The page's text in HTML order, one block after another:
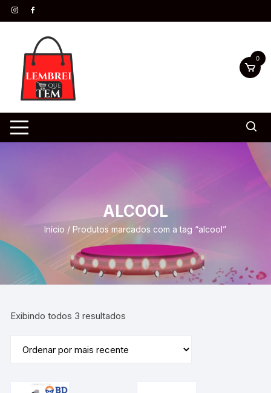
0
ALCOOL
Início / Produtos marcados com a tag “alcool”
Exibindo todos 3 resultados